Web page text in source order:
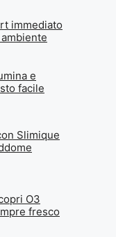
immediato
e
facile
Slimique
O3
fresco